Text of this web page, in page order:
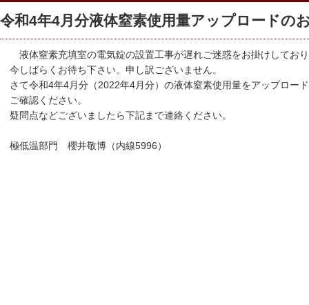
令和4年4月分液体窒素使用量アップロードの
液体窒素充填室の電気錠の設置工事が遅れご迷惑をお掛けしてお
今しばらくお待ち下さい。申し訳ございません。
さて令和4年4月分（2022年4月分）の液体窒素使用量をアップロー
ご確認ください。
疑問点などございましたら下記まで連絡ください。
極低温部門 櫻井敬博（内線5996）